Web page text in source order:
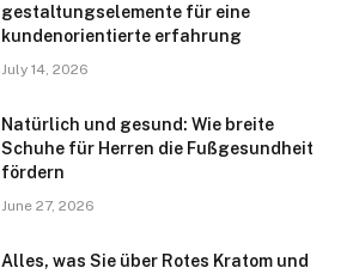
gestaltungselemente für eine
kundenorientierte erfahrung
July 14, 2026
Natürlich und gesund: Wie breite
Schuhe für Herren die Fußgesundheit
fördern
June 27, 2026
Alles, was Sie über Rotes Kratom und